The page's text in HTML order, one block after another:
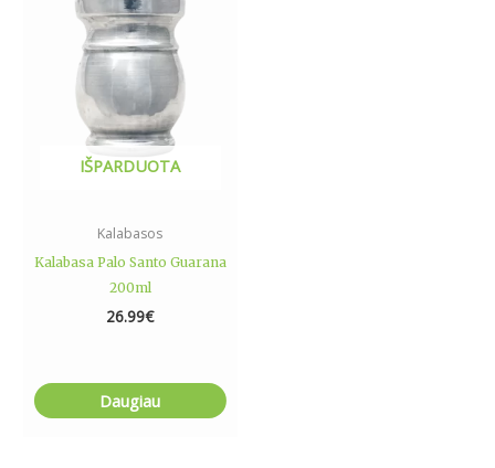
IŠPARDUOTA
Kalabasos
Kalabasa Palo Santo Guarana
200ml
26.99€
Daugiau